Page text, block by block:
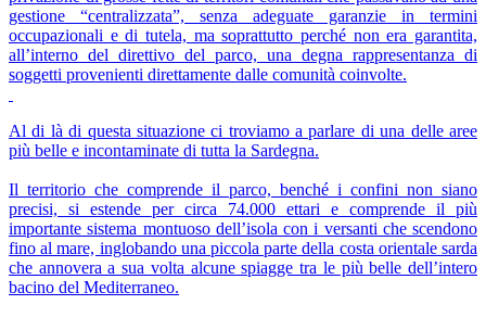
gestione “centralizzata”, senza adeguate garanzie in termini
occupazionali e di tutela, ma soprattutto perché non era garantita,
all’interno del direttivo del parco, una degna rappresentanza di
soggetti provenienti direttamente dalle comunità coinvolte.
Al di là di questa situazione ci troviamo a parlare di una delle aree
più belle e incontaminate di tutta la Sardegna.
Il territorio che comprende il parco, benché i confini non siano
precisi, si estende per circa 74.000 ettari e comprende il più
importante sistema montuoso dell’isola con i versanti che scendono
fino al mare, inglobando una piccola parte della costa orientale sarda
che annovera a sua volta alcune spiagge tra le più belle dell’intero
bacino del Mediterraneo.